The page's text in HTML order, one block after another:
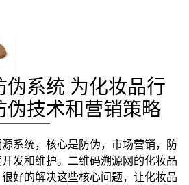
伪系统 为化妆品行
伪技术和营销策略
系统，核心是防伪，市场营销，防
发和维护。二维码溯源网的化妆品
好的解决这些核心问题，让化妆品